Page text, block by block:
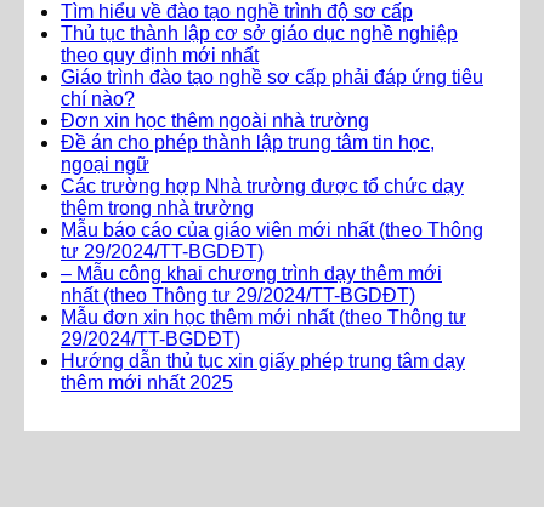
Tìm hiểu về đào tạo nghề trình độ sơ cấp
Thủ tục thành lập cơ sở giáo dục nghề nghiệp
theo quy định mới nhất
Giáo trình đào tạo nghề sơ cấp phải đáp ứng tiêu
chí nào?
Đơn xin học thêm ngoài nhà trường
Đề án cho phép thành lập trung tâm tin học,
ngoại ngữ
Các trường hợp Nhà trường được tổ chức dạy
thêm trong nhà trường
Mẫu báo cáo của giáo viên mới nhất (theo Thông
tư 29/2024/TT-BGDĐT)
– Mẫu công khai chương trình dạy thêm mới
nhất (theo Thông tư 29/2024/TT-BGDĐT)
Mẫu đơn xin học thêm mới nhất (theo Thông tư
29/2024/TT-BGDĐT)
Hướng dẫn thủ tục xin giấy phép trung tâm dạy
thêm mới nhất 2025